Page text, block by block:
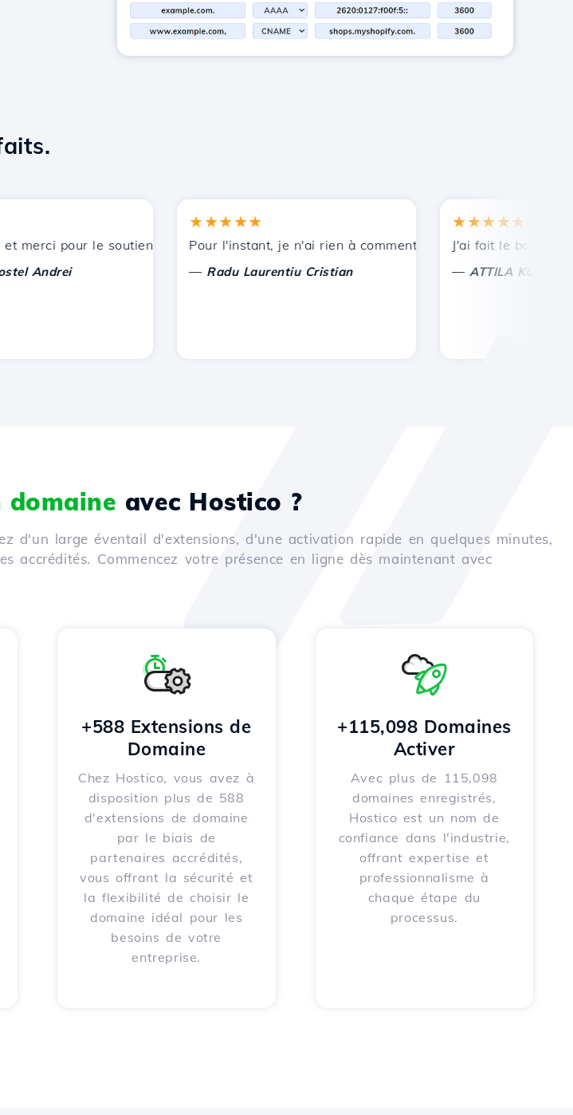
à d'autres connaissances.
pour le soutien apporté !
Andrei
★★★★★
Pour l'instant, je n'ai rien à commenter, seulement à apprécier.
Radu Laurentiu Cristian
★★★★★
J'ai fait le bon choix
ATTILA KOLES
domaine avec Hostico ?
d'un large éventail d'extensions, d'une activation rapide en quelques minutes,
Commencez votre présence en ligne dès maintenant avec
+588 Extensions de
Domaine
Chez Hostico, vous avez à
disposition plus de 588
d'extensions de domaine
par le biais de
partenaires accrédités,
vous offrant la sécurité et
la flexibilité de choisir le
domaine idéal pour les
besoins de votre
entreprise.
+115,098 Domaines
Activer
Avec plus de 115,098
domaines enregistrés,
Hostico est un nom de
confiance dans l'industrie,
offrant expertise et
professionnalisme à
chaque étape du
processus.